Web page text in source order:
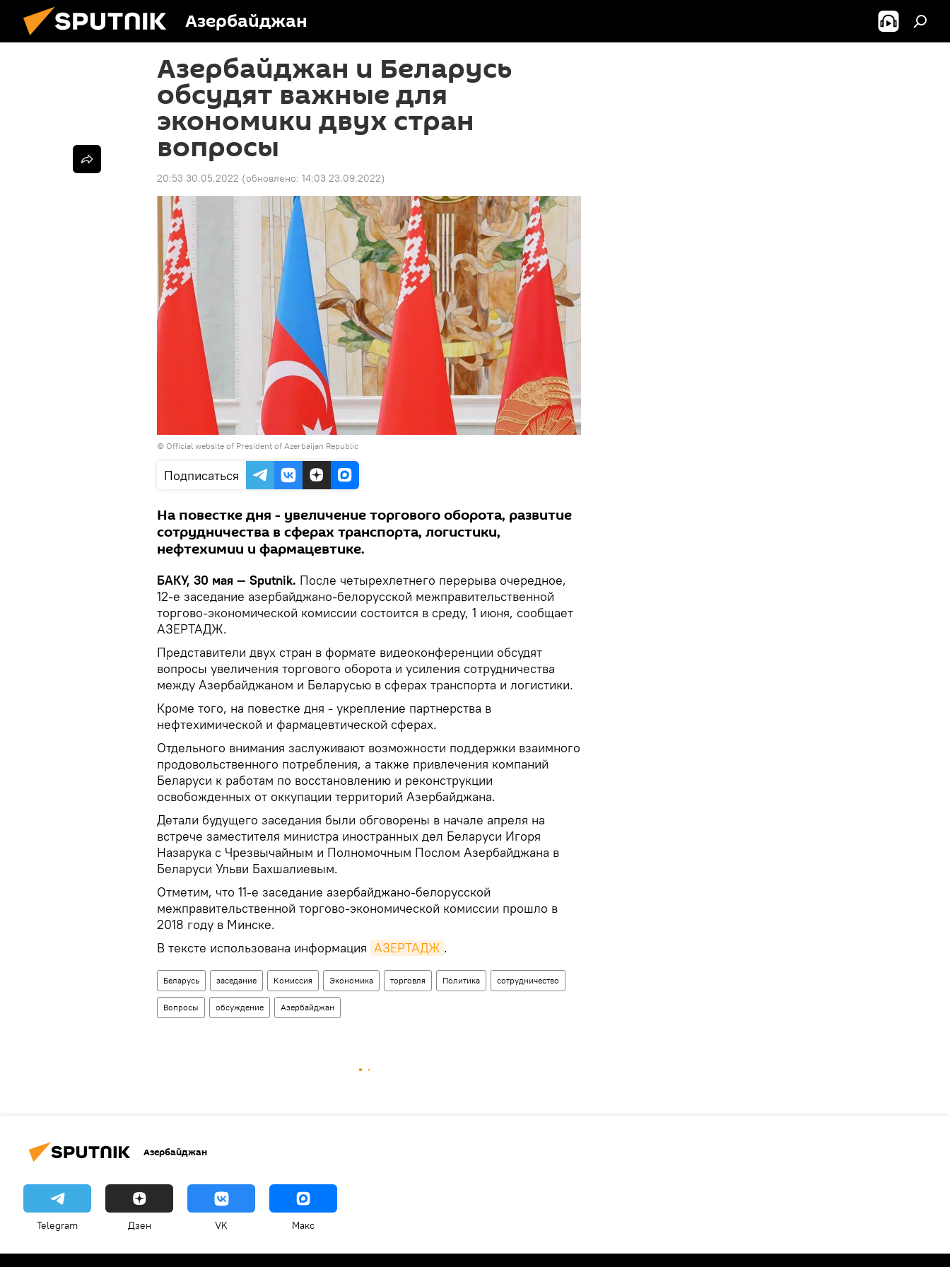
Азербайджан
Азербайджан и Беларусь
обсудят важные для
экономики двух стран
вопросы
20:53 30.05.2022 (обновлено: 14:03 23.09.2022)
© Official website of President of Azerbaijan Republic
Подписаться
На повестке дня - увеличение торгового оборота, развитие
сотрудничества в сферах транспорта, логистики,
нефтехимии и фармацевтике.
БАКУ, 30 мая — Sputnik. После четырехлетнего перерыва очередное,
12-е заседание азербайджано-белорусской межправительственной
торгово-экономической комиссии состоится в среду, 1 июня, сообщает
АЗЕРТАДЖ.
Представители двух стран в формате видеоконференции обсудят
вопросы увеличения торгового оборота и усиления сотрудничества
между Азербайджаном и Беларусью в сферах транспорта и логистики.
Кроме того, на повестке дня - укрепление партнерства в
нефтехимической и фармацевтической сферах.
Отдельного внимания заслуживают возможности поддержки взаимного
продовольственного потребления, а также привлечения компаний
Беларуси к работам по восстановлению и реконструкции
освобожденных от оккупации территорий Азербайджана.
Детали будущего заседания были обговорены в начале апреля на
встрече заместителя министра иностранных дел Беларуси Игоря
Назарука с Чрезвычайным и Полномочным Послом Азербайджана в
Беларуси Ульви Бахшалиевым.
Отметим, что 11-е заседание азербайджано-белорусской
межправительственной торгово-экономической комиссии прошло в
2018 году в Минске.
В тексте использована информация АЗЕРТАДЖ .
Беларусь заседание Комиссия Экономика торговля Политика сотрудничество
Вопросы обсуждение Азербайджан
Азербайджан
Telegram Дзен VK Макс